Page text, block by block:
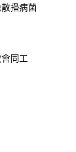
播病菌
同工